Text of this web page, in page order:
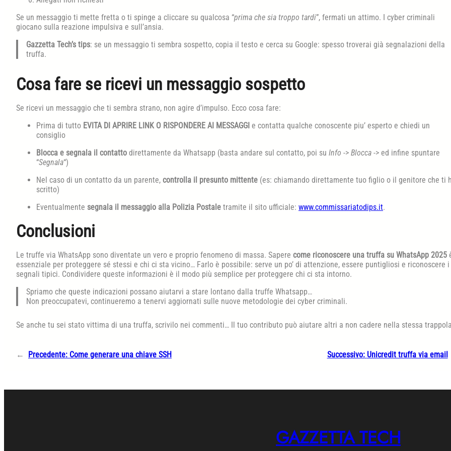
Se un messaggio ti mette fretta o ti spinge a cliccare su qualcosa “prima che sia troppo tardi”, fermati un attimo. I cyber criminali
giocano sulla reazione impulsiva e sull’ansia.
Gazzetta Tech’s tips: se un messaggio ti sembra sospetto, copia il testo e cerca su Google: spesso troverai già segnalazioni della
truffa.
Cosa fare se ricevi un messaggio sospetto
Se ricevi un messaggio che ti sembra strano, non agire d’impulso. Ecco cosa fare:
Prima di tutto EVITA DI APRIRE LINK O RISPONDERE AI MESSAGGI e contatta qualche conoscente piu’ esperto e chiedi un
consiglio
Blocca e segnala il contatto direttamente da Whatsapp (basta andare sul contatto, poi su Info -> Blocca -> ed infine spuntare
“Segnala“)
Nel caso di un contatto da un parente, controlla il presunto mittente (es: chiamando direttamente tuo figlio o il genitore che ti
scritto)
Eventualmente segnala il messaggio alla Polizia Postale tramite il sito ufficiale: www.commissariatodips.it.
Conclusioni
Le truffe via WhatsApp sono diventate un vero e proprio fenomeno di massa. Sapere come riconoscere una truffa su WhatsApp 2025
essenziale per proteggere sé stessi e chi ci sta vicino… Farlo è possibile: serve un po’ di attenzione, essere puntigliosi e riconoscere i
segnali tipici. Condividere queste informazioni è il modo più semplice per proteggere chi ci sta intorno.
Spriamo che queste indicazioni possano aiutarvi a stare lontano dalla truffe Whatsapp…
Non preoccupatevi, continueremo a tenervi aggiornati sulle nuove metodologie dei cyber criminali.
Se anche tu sei stato vittima di una truffa, scrivilo nei commenti… Il tuo contributo può aiutare altri a non cadere nella stessa
← Precedente: Come generare una chiave SSH Successivo: Unicredit truffa via email
GAZZETTA TECH